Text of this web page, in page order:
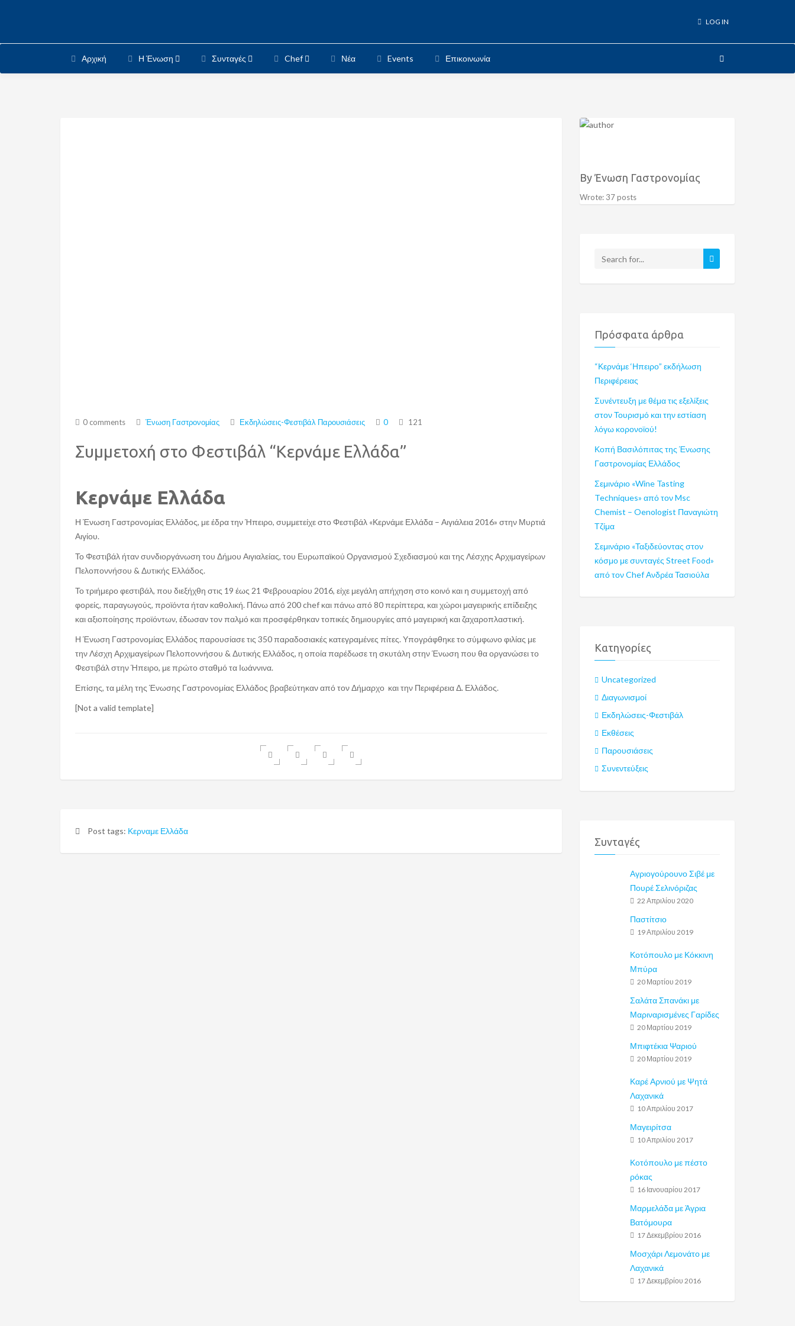
LOG IN
Αρχική Η Ένωση Συνταγές Chef Νέα Events Επικοινωνία
0 comments Ένωση Γαστρονομίας Εκδηλώσεις-Φεστιβάλ Παρουσιάσεις 0 121
Συμμετοχή στο Φεστιβάλ “Κερνάμε Ελλάδα”
Κερνάμε Ελλάδα
Η Ένωση Γαστρονομίας Ελλάδος, με έδρα την Ήπειρο, συμμετείχε στο Φεστιβάλ «Κερνάμε Ελλάδα – Αιγιάλεια 2016» στην Μυρτιά
Αιγίου.
Το Φεστιβάλ ήταν συνδιοργάνωση του Δήμου Αιγιαλείας, του Ευρωπαϊκού Οργανισμού Σχεδιασμού και της Λέσχης Αρχιμαγείρων
Πελοποννήσου & Δυτικής Ελλάδος.
Το τριήμερο φεστιβάλ, που διεξήχθη στις 19 έως 21 Φεβρουαρίου 2016, είχε μεγάλη απήχηση στο κοινό και η συμμετοχή από
φορείς, παραγωγούς, προϊόντα ήταν καθολική. Πάνω από 200 chef και πάνω από 80 περίπτερα, και χώροι μαγειρικής επίδειξης
και αξιοποίησης προϊόντων, έδωσαν τον παλμό και προσφέρθηκαν τοπικές δημιουργίες από μαγειρική και ζαχαροπλαστική.
Η Ένωση Γαστρονομίας Ελλάδος παρουσίασε τις 350 παραδοσιακές κατεγραμένες πίτες. Υπογράφθηκε το σύμφωνο φιλίας με
την Λέσχη Αρχιμαγείρων Πελοποννήσου & Δυτικής Ελλάδος, η οποία παρέδωσε τη σκυτάλη στην Ένωση που θα οργανώσει το
Φεστιβάλ στην Ήπειρο, με πρώτο σταθμό τα Ιωάννινα.
Επίσης, τα μέλη της Ένωσης Γαστρονομίας Ελλάδος βραβεύτηκαν από τον Δήμαρχο και την Περιφέρεια Δ. Ελλάδος.
[Not a valid template]
Post tags: Κερναμε Ελλάδα
By Ένωση Γαστρονομίας
Wrote: 37 posts
Πρόσφατα άρθρα
“Κερνάμε ‘Ηπειρο” εκδήλωση
Περιφέρειας
Συνέντευξη με θέμα τις εξελίξεις
στον Τουρισμό και την εστίαση
λόγω κορονοϊού!
Κοπή Βασιλόπιτας της Ένωσης
Γαστρονομίας Ελλάδος
Σεμινάριο «Wine Tasting
Techniques» από τον Msc
Chemist – Oenologist Παναγιώτη
Τζίμα
Σεμινάριο «Ταξιδεύοντας στον
κόσμο με συνταγές Street Food»
από τον Chef Ανδρέα Τασιούλα
Kατηγορίες
Uncategorized
Διαγωνισμοί
Εκδηλώσεις-Φεστιβάλ
Εκθέσεις
Παρουσιάσεις
Συνεντεύξεις
Συνταγές
Αγριογούρουνο Σιβέ με
Πουρέ Σελινόριζας
22 Απριλίου 2020
Παστίτσιο
19 Απριλίου 2019
Κοτόπουλο με Κόκκινη
Μπύρα
20 Μαρτίου 2019
Σαλάτα Σπανάκι με
Μαριναρισμένες Γαρίδες
20 Μαρτίου 2019
Μπιφτέκια Ψαριού
20 Μαρτίου 2019
Καρέ Αρνιού με Ψητά
Λαχανικά
10 Απριλίου 2017
Μαγειρίτσα
10 Απριλίου 2017
Κοτόπουλο με πέστο
ρόκας
16 Ιανουαρίου 2017
Μαρμελάδα με Άγρια
Βατόμουρα
17 Δεκεμβρίου 2016
Μοσχάρι Λεμονάτο με
Λαχανικά
17 Δεκεμβρίου 2016